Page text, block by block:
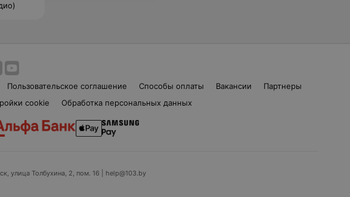
Пользовательское соглашение Способы оплаты Вакансии
Партнеры
cookie Обработка персональных данных
улица Толбухина, 2, пом. 16 | help@103.by